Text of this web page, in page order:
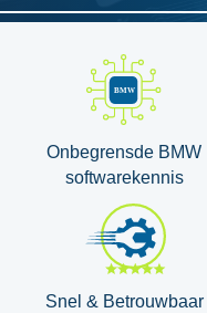
Onbegrensde BMW
softwarekennis
Snel & Betrouwbaar